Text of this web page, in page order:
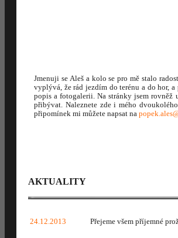
Jmenuji se Aleš a kolo se pro mě stalo
vyplývá, že rád jezdím do terénu a do hor,
popis a fotogalerii. Na stránky jsem rovněž
přibývat. Naleznete zde i mého
připomínek mi můžete napsat na
AKTUALITY
24.12.2013 Přejeme všem příjemné